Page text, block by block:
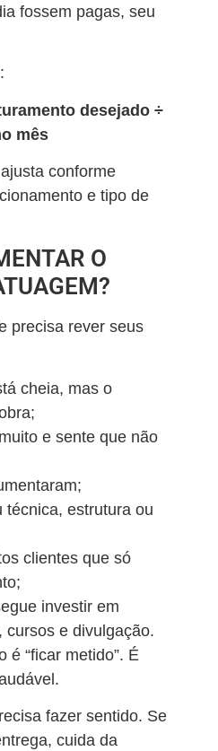
fossem pagas, seu
desejado ÷
mês
conforme
e tipo de
O
precisa rever seus
cheia, mas o
e sente que não
técnica, estrutura ou
clientes que só
investir em
cursos e divulgação.
é “ficar metido”. É
fazer sentido. Se
cuida da